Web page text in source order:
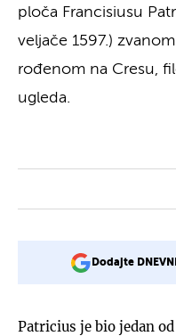
ploča Francisiusu
veljače 1597.)
rođenom na Cresu,
ugleda.
Dodajte
Patricius je bio jedan